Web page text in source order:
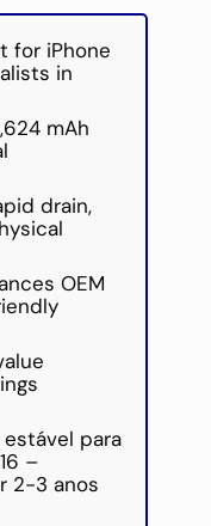
for iPhone
in
mAh
drain,
OEM
para
–
2-3 anos